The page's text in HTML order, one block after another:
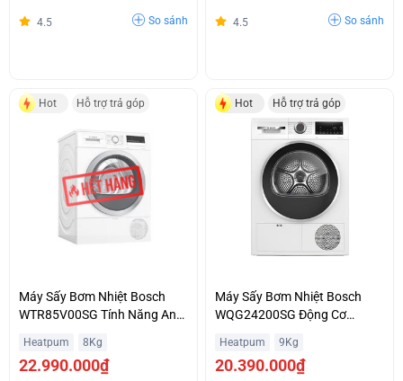
4.5 So sánh 4.5 So sánh
Hot Hỗ trợ trả góp
Máy Sấy Bơm Nhiệt Bosch
WTR85V00SG Tính Năng Anti
Heatpum 8Kg
22.990.000₫
Hot Hỗ trợ trả góp
Máy Sấy Bơm Nhiệt Bosch
WQG24200SG Động Cơ
Heatpum 9Kg
20.390.000₫